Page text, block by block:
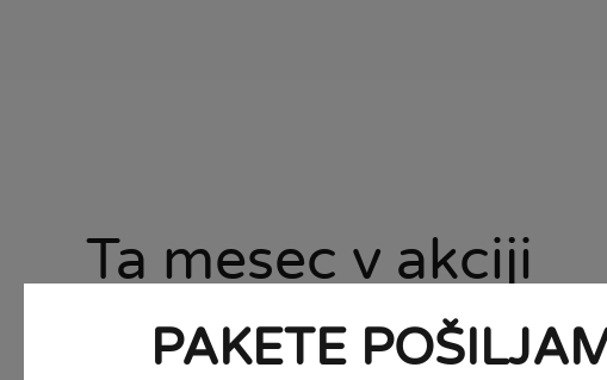
Ta mesec v akciji
-56%
PDF jedilnik SEZONSKA
PAKETE